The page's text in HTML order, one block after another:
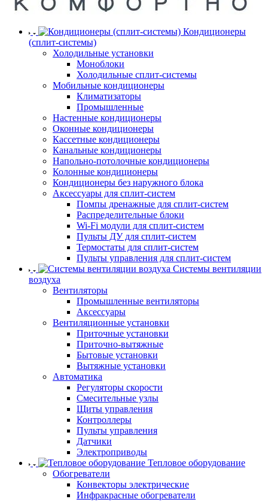
Кондиционеры
(сплит-системы)
Холодильные установки
Моноблоки
Холодильные сплит-системы
Мобильные кондиционеры
Климатизаторы
Промышленные
Настенные кондиционеры
Оконные кондиционеры
Кассетные кондиционеры
Канальные кондиционеры
Напольно-потолочные кондиционеры
Колонные кондиционеры
Кондиционеры без наружного блока
Аксессуары для сплит-систем
Помпы дренажные для сплит-систем
Распределительные блоки
Wi-Fi модули для сплит-систем
Пульты ДУ для сплит-систем
Термостаты для сплит-систем
Пульты управления для сплит-систем
Системы вентиляции
воздуха
Вентиляторы
Промышленные вентиляторы
Аксессуары
Вентиляционные установки
Приточные установки
Приточно-вытяжные
Бытовые установки
Вытяжные установки
Автоматика
Регуляторы скорости
Смесительные узлы
Щиты управления
Контроллеры
Пульты управления
Датчики
Электроприводы
Тепловое оборудование
Обогреватели
Конвекторы электрические
Инфракрасные обогреватели